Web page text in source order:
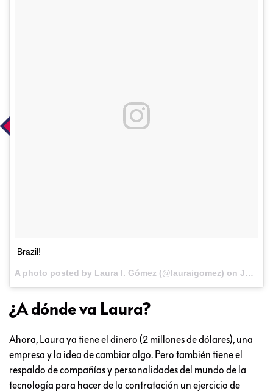
Brazil!
A photo posted by Laura I. Gómez (@lauraigomez) on Jun 12, 2014 at 1:06pm PDT
¿A dónde va Laura?
Ahora, Laura ya tiene el dinero (2 millones de dólares), una
empresa y la idea de cambiar algo. Pero también tiene el
respaldo de compañías y personalidades del mundo de la
tecnología para hacer de la contratación un ejercicio de